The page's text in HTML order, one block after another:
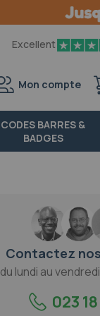
Excellent
Mon compte
CODES BARRES &
BADGES
Contactez
du lundi au
023 18